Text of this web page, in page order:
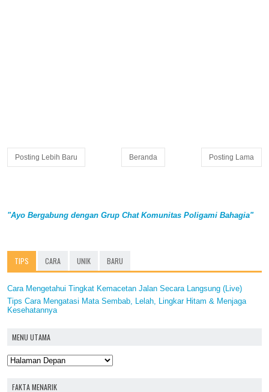
Posting Lebih Baru Posting Lama
Beranda
"Ayo Bergabung dengan Grup Chat Komunitas Poligami Bahagia"
TIPS CARA UNIK BARU
Cara Mengetahui Tingkat Kemacetan Jalan Secara Langsung (Live)
Tips Cara Mengatasi Mata Sembab, Lelah, Lingkar Hitam & Menjaga
Kesehatannya
MENU UTAMA
FAKTA MENARIK